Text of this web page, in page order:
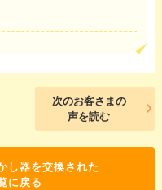
次のお客さまの
声を読む
し器を交換された
に戻る